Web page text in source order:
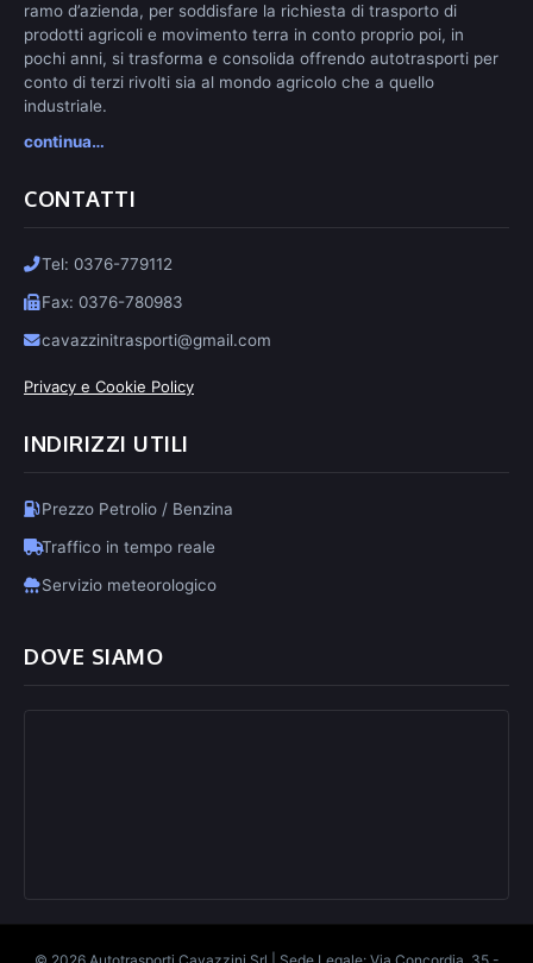
ramo d’azienda, per soddisfare la richiesta di trasporto di
prodotti agricoli e movimento terra in conto proprio poi, in
pochi anni, si trasforma e consolida offrendo autotrasporti per
conto di terzi rivolti sia al mondo agricolo che a quello
industriale.
continua…
CONTATTI
Tel: 0376-779112
Fax: 0376-780983
cavazzinitrasporti@gmail.com
Privacy e Cookie Policy
INDIRIZZI UTILI
Prezzo Petrolio / Benzina
Traffico in tempo reale
Servizio meteorologico
DOVE SIAMO